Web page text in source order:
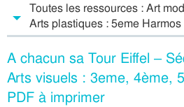
Toutes les ressources : Art
Arts plastiques : 5eme Harmos
A chacun sa Tour Eiffel –
Arts visuels : 3eme, 4ème,
PDF à imprimer